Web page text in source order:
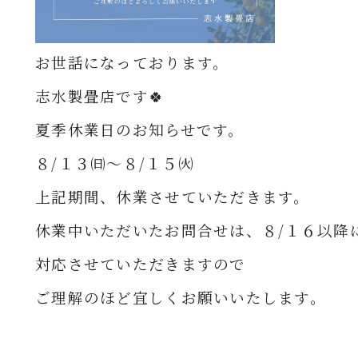
お世話になっております。
志水製畳店です🍀
夏季休業日のお知らせです。
８/１３㈰～８/１５㈫
上記期間、休業させていただきます。
休業中いただいたお問合せは、
８/１６以降
対応させていただきますので
ご理解のほど宜しくお願いいたします。